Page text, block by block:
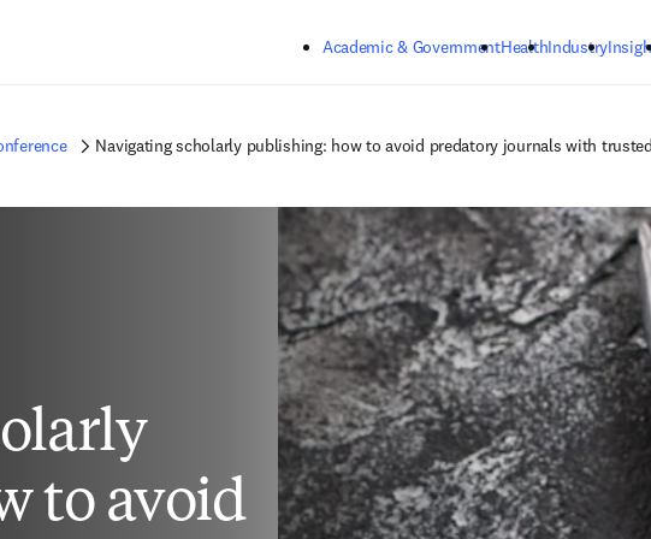
Academic & GovernmentHealthIndustry
Navigating scholarly publishing: how to avoid predatory journals with
to avoid